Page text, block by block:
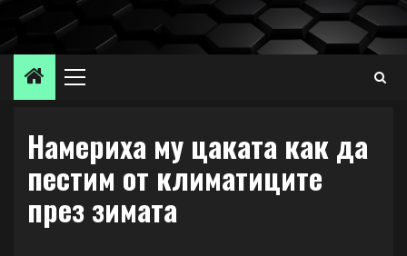
Skip
content
Primary
Намериха му цаката как да
пестим от климатиците
през зимата